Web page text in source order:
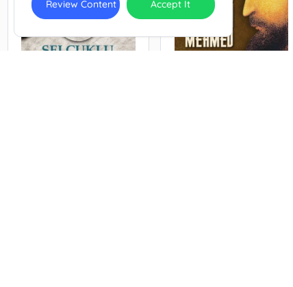
Review Content Accept It